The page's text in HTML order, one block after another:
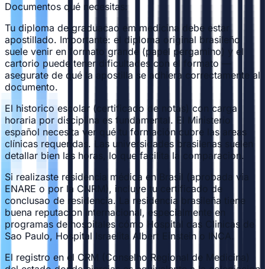
Documentos qué necesitas:
Tu diploma de graduacao em medicina debe estar
apostillado. Importante: el diploma original brasileño
suele venir en formato grande (papel pergamino) y el
cartorio puede tener dificultades con el formato —
asegurate de qué la apostilla se adhiera correctamente al
documento.
El historico escolar (certificado de notas) con carga
horaria por disciplina es fundamental. El Ministerio
español necesita ver qué tu formación cubre las areas
clínicas requeridas. Las universidades brasilenas suelen
detallar bien las horas, lo que facilita la comparacion.
Si realizaste residencia médica en Brasil (aprobada via
ENARE o por la CNRM), incluye tu certificado de
conclusao de residencia. La residencia brasileña tiene
buena reputacion internacional, especialmente en
programas de hospitales cómo Hospital das Clinicas de
Sao Paulo, Hospital Israelita Albert Einstein o INCA.
El registro en el CRM (Conselho Regional de Medicina)